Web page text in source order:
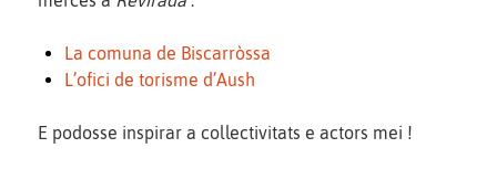
La comuna de Biscarròssa
L’ofici de torisme d’Aush
E podosse inspirar a collectivitats e actors mei !